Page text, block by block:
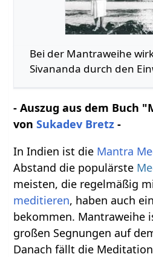
Bei der Mantraweihe
Sivananda durch den
- Auszug aus dem Buch
vonSukadev Bretz -
In Indien ist die Mantra
Abstand die populärste
meisten, die regelmäßig
meditieren, haben auch
bekommen. Mantraweihe
großen Segnungen auf
Danach fällt die